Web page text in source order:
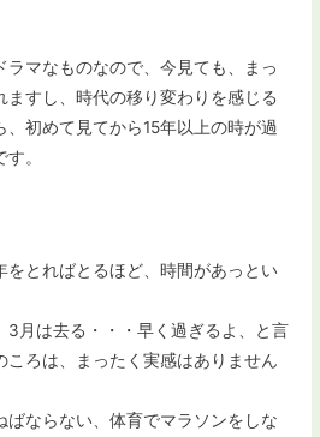
マなものなので、今見ても、まっ
ますし、時代の移り変わりを感じる
初めて見てから15年以上の時が過
。
をとればとるほど、時間があっとい
3月は去る・・・早く過ぎるよ、と言
ころは、まったく実感はありません
ばならない、体育でマラソンをしな